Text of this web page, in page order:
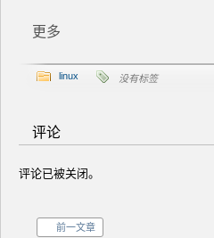
更多
linux 没有标签
评论
评论已被关闭。
前一文章